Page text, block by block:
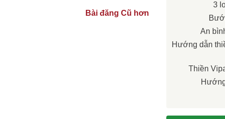
Bài đăng Cũ hơn
3
An
Hướng dẫn
Thiền